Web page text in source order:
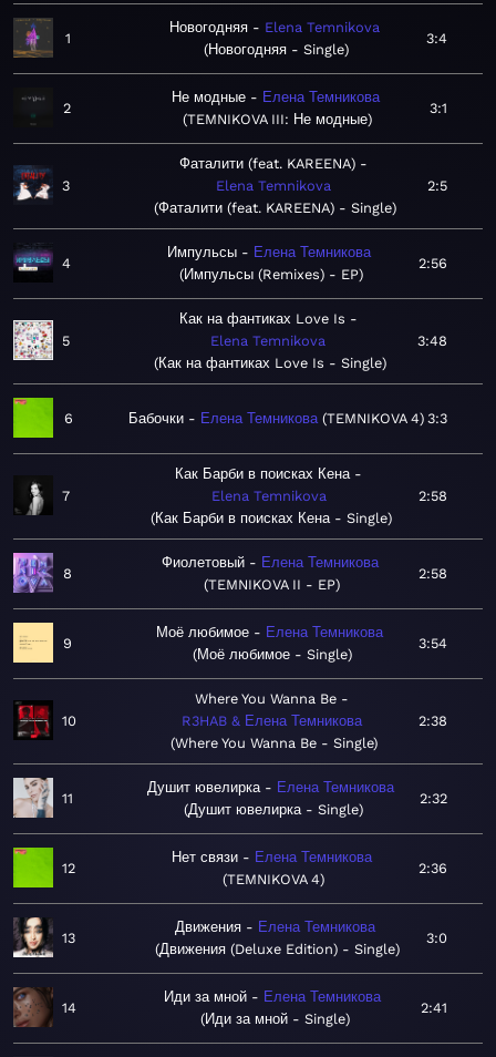
1
Новогодняя
Elena Temnikova
Новогодняя - Single
3:4
2
Не модные
Елена Темникова
TEMNIKOVA III: Не модные
3:1
3
Фаталити (feat. KAREENA)
Elena Temnikova
Фаталити (feat. KAREENA) - Single
2:5
4
Импульсы
Елена Темникова
Импульсы (Remixes) - EP
2:56
5
Как на фантиках Love Is
Elena Temnikova
Как на фантиках Love Is - Single
3:48
6 Бабочки Елена Темникова TEMNIKOVA 4 3:3
7
Как Барби в поисках Кена
Elena Temnikova
Как Барби в поисках Кена - Single
2:58
8
Фиолетовый
Елена Темникова
TEMNIKOVA II - EP
2:58
9
Моё любимое
Елена Темникова
Моё любимое - Single
3:54
10
Where You Wanna Be
R3HAB & Елена Темникова
Where You Wanna Be - Single
2:38
11
Душит ювелирка
Елена Темникова
Душит ювелирка - Single
2:32
12
Нет связи
Елена Темникова
TEMNIKOVA 4
2:36
13
Движения
Елена Темникова
Движения (Deluxe Edition) - Single
3:0
14
Иди за мной
Елена Темникова
Иди за мной - Single
2:41